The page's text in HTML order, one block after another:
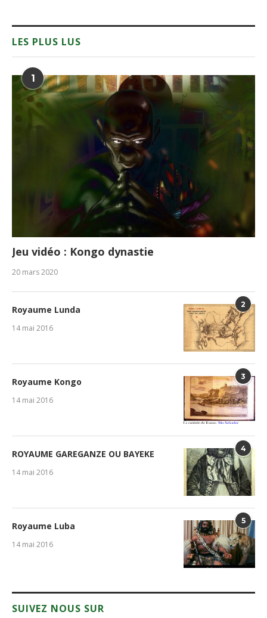
LES PLUS LUS
1
Jeu vidéo : Kongo dynastie
20 mars 2020
2
Royaume Lunda
14 mai 2016
3
Royaume Kongo
14 mai 2016
4
ROYAUME GAREGANZE OU BAYEKE
14 mai 2016
5
Royaume Luba
14 mai 2016
SUIVEZ NOUS SUR